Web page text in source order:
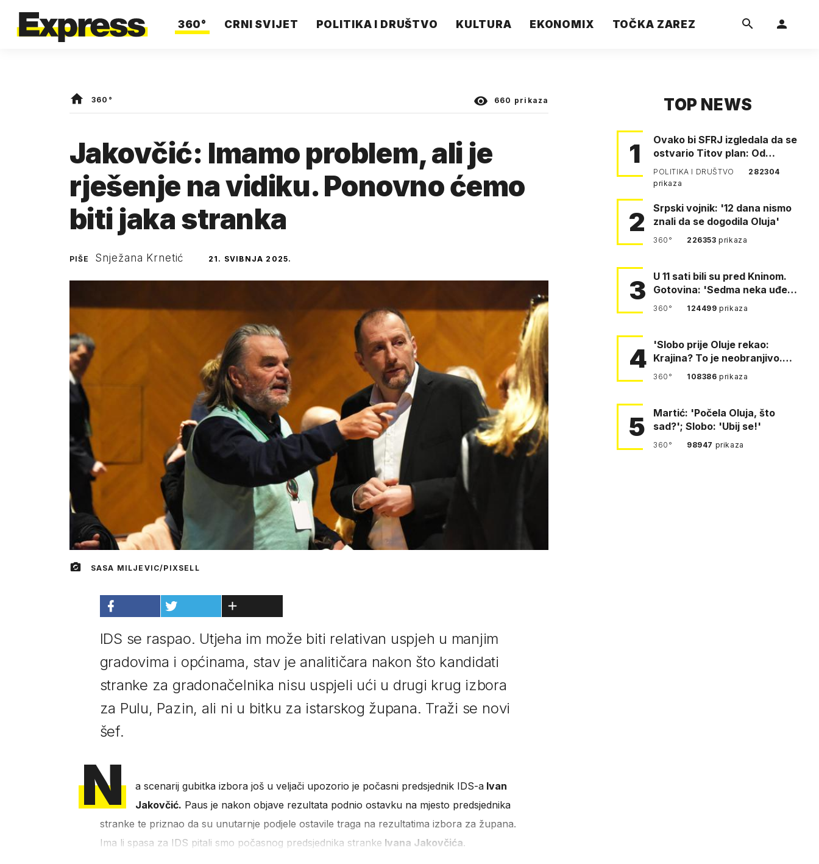
360° CRNI SVIJET POLITIKA I DRUŠTVO KULTURA EKONOMIX TOČKA ZAREZ
360° 660 prikaza
Jakovčić: Imamo problem, ali je
rješenje na vidiku. Ponovno ćemo
biti jaka stranka
PIŠE Snježana Krnetić 21. SVIBNJA 2025.
SASA MILJEVIC/PIXSELL
IDS se raspao. Utjeha im može biti relativan uspjeh u manjim
gradovima i općinama, stav je analitičara nakon što kandidati
stranke za gradonačelnika nisu uspjeli ući u drugi krug izbora
za Pulu, Pazin, ali ni u bitku za istarskog župana. Traži se novi
šef.
N a scenarij gubitka izbora još u veljači upozorio je počasni predsjednik IDS-aIvan
Jakovčić. Paus je nakon objave rezultata podnio ostavku na mjesto predsjednika
stranke te priznao da su unutarnje podjele ostavile traga na rezultatima izbora za župana.
Ima li spasa za IDS pitali smo počasnog predsjednika stranke Ivana Jakovčića.
TOP NEWS
1
Ovako bi SFRJ izgledala da se
ostvario Titov plan: Od
Klagenfurta do Istanbula!
POLITIKA I DRUŠTVO
282304
prikaza
2
Srpski vojnik: '12 dana nismo
znali da se dogodila Oluja'
360° 226353prikaza
3
U 11 sati bili su pred Kninom.
Gotovina: 'Sedma neka uđe,
4. gardijska neka g…
360° 124499prikaza
4
'Slobo prije Oluje rekao:
Krajina? To je neobranjivo.
Tuđmana zvao Krivousti'
360° 108386prikaza
5
Martić: 'Počela Oluja, što
sad?'; Slobo: 'Ubij se!'
360° 98947 prikaza